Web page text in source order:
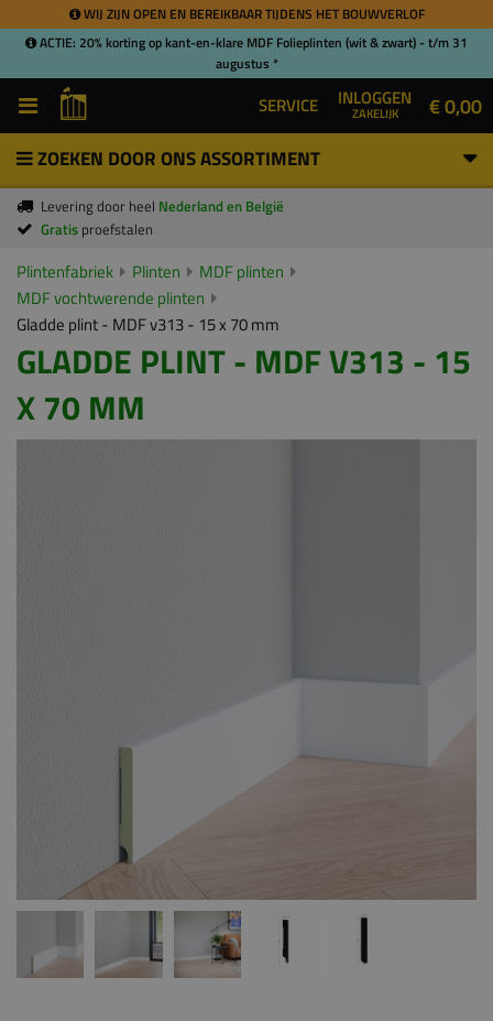
WIJ ZIJN OPEN EN BEREIKBAAR TIJDENS HET BOUWVERLOF
ACTIE: 20% korting op kant-en-klare MDF Folieplinten (wit & zwart) - t/m 31
augustus *
SERVICE INLOGGEN
ZAKELIJK € 0,00
ZOEKEN DOOR ONS ASSORTIMENT
Levering door heel Nederland en België
Gratis proefstalen
Plintenfabriek Plinten
MDF plinten
MDF vochtwerende plinten
Gladde plint - MDF v313 - 15 x 70 mm
GLADDE PLINT - MDF V313 - 15
X 70 MM